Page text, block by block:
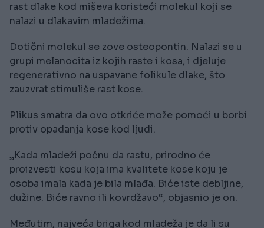
rast dlake kod miševa koristeći molekul koji se
nalazi u dlakavim mladežima.
Dotični molekul se zove osteopontin. Nalazi se u
grupi melanocita iz kojih raste i kosa, i djeluje
regenerativno na uspavane folikule dlake, što
zauzvrat stimuliše rast kose.
Plikus smatra da ovo otkriće može pomoći u borbi
protiv opadanja kose kod ljudi.
„Kada mladeži počnu da rastu, prirodno će
proizvesti kosu koja ima kvalitete kose koju je
osoba imala kada je bila mlađa. Biće iste debljine,
dužine. Biće ravno ili kovrdžavo“, objasnio je on.
Međutim, najveća briga kod mladeža je da li su